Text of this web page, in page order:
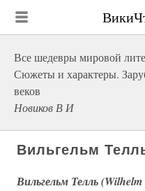
Все шедевры мировой
Сюжеты и характеры.
веков
Новиков В И
Вильгельм
Вильгельм Телль (Wilhelm